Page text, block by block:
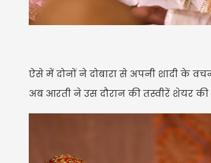
ऐसे में दोनों ने दोबारा से अपनी शादी के
अब आरती ने उस दौरान की तस्वीरें शेयर की